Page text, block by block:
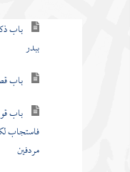
باب
ببدر
باب
باب
فاستجاب
مردفين